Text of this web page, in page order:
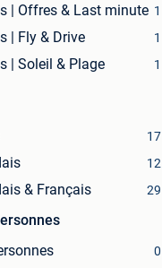
| Offres & Last minute 1
| Fly & Drive 1
| Soleil & Plage 1
17
12
& Français 29
0